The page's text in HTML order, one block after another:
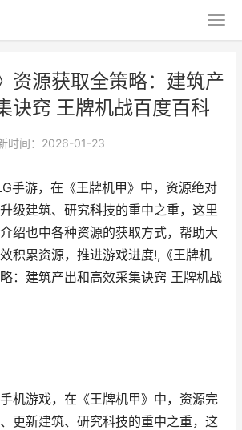
资源获取全策略：建筑产
诀窍 王牌机战百度百科
时间：2026-01-23
手游，在《王牌机甲》中，资源绝对
级建筑、研究科技的重中之重，这里
绍也中各种资源的获取方式，帮助大
积累资源，推进游戏进度!,《王牌机
：建筑产出和高效采集诀窍 王牌机战
游戏，在《王牌机甲》中，资源完
更新建筑、研究科技的重中之重，这